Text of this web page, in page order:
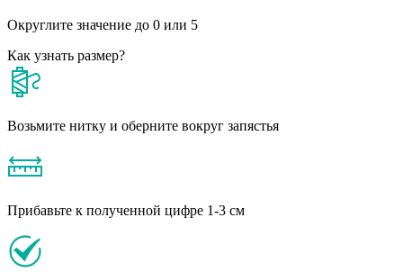
Округлите значение до 0 или 5
Как узнать размер?
Возьмите нитку и оберните вокруг запястья
Прибавьте к полученной цифре 1-3 см